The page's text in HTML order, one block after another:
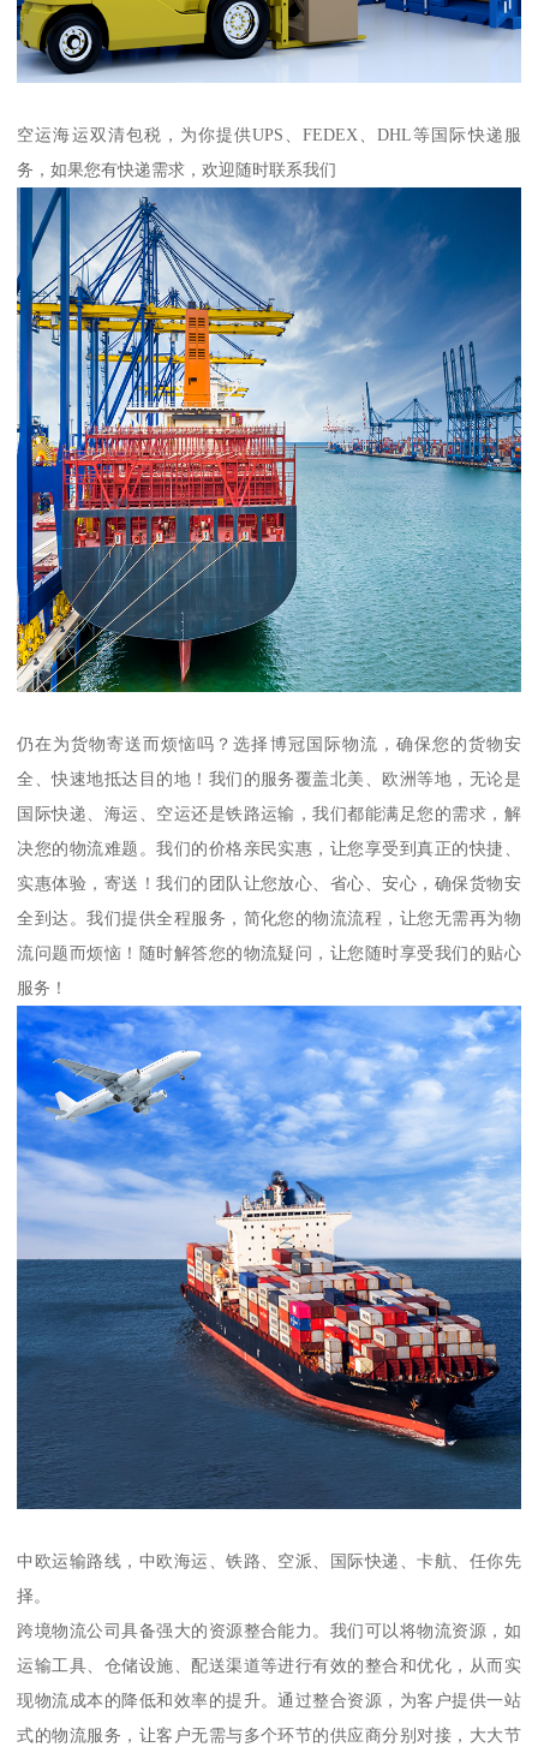
空运海运双清包税，为你提供UPS、FEDEX、DHL等国际快递服
务，如果您有快递需求，欢迎随时联系我们
仍在为货物寄送而烦恼吗？选择博冠国际物流，确保您的货物安
全、快速地抵达目的地！我们的服务覆盖北美、欧洲等地，无论是
国际快递、海运、空运还是铁路运输，我们都能满足您的需求，解
决您的物流难题。我们的价格亲民实惠，让您享受到真正的快捷、
实惠体验，寄送！我们的团队让您放心、省心、安心，确保货物安
全到达。我们提供全程服务，简化您的物流流程，让您无需再为物
流问题而烦恼！随时解答您的物流疑问，让您随时享受我们的贴心
服务！
中欧运输路线，中欧海运、铁路、空派、国际快递、卡航、任你先
择。
跨境物流公司具备强大的资源整合能力。我们可以将物流资源，如
运输工具、仓储设施、配送渠道等进行有效的整合和优化，从而实
现物流成本的降低和效率的提升。通过整合资源，为客户提供一站
式的物流服务，让客户无需与多个环节的供应商分别对接，大大节